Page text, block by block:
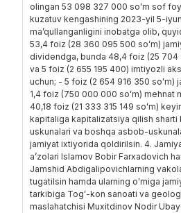
olingan 53 098 327 000 soʻm sof
kuzatuv kengashining 2023-yil 5-
maʼqullanganligini inobatga olib,
53,4 foiz (28 360 095 500 soʻm)
dividendga, bunda 48,4 foiz (25
va 5 foiz (2 655 195 400) imtiyozli
uchun; - 5 foiz (2 654 916 350 soʻm)
1,4 foiz (750 000 000 soʻm) mehnat
40,18 foiz (21 333 315 149 soʻm)
kapitaliga kapitalizatsiya qilish
uskunalari va boshqa asbob-
jamiyat ixtiyorida qoldirilsin. 4.
aʼzolari Islamov Bobir Farxadovich
Jamshid Abdigalipovichlarning
tugatilsin hamda ularning oʻrniga
tarkibiga Togʻ-kon sanoati va
maslahatchisi Muxitdinov Nodir